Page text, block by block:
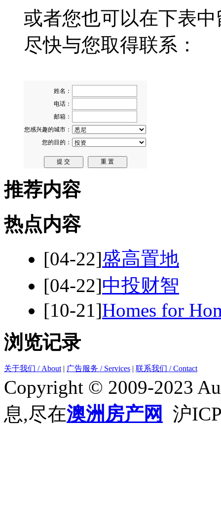
或者您也可以在下表
尽快与您取得联系：
推荐内容
热点内容
[04-22]盛高置地
[04-22]中投财智
[10-21]Homes for
浏览记录
关于我们 / About | 广告服务 / Services | 联系我们 / Contact
Copyright © 2009-2023
息,尽在澳洲房产网 沪